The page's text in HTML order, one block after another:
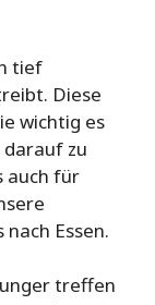
tief
Diese
wichtig es
darauf zu
auch für
Essen.
treffen